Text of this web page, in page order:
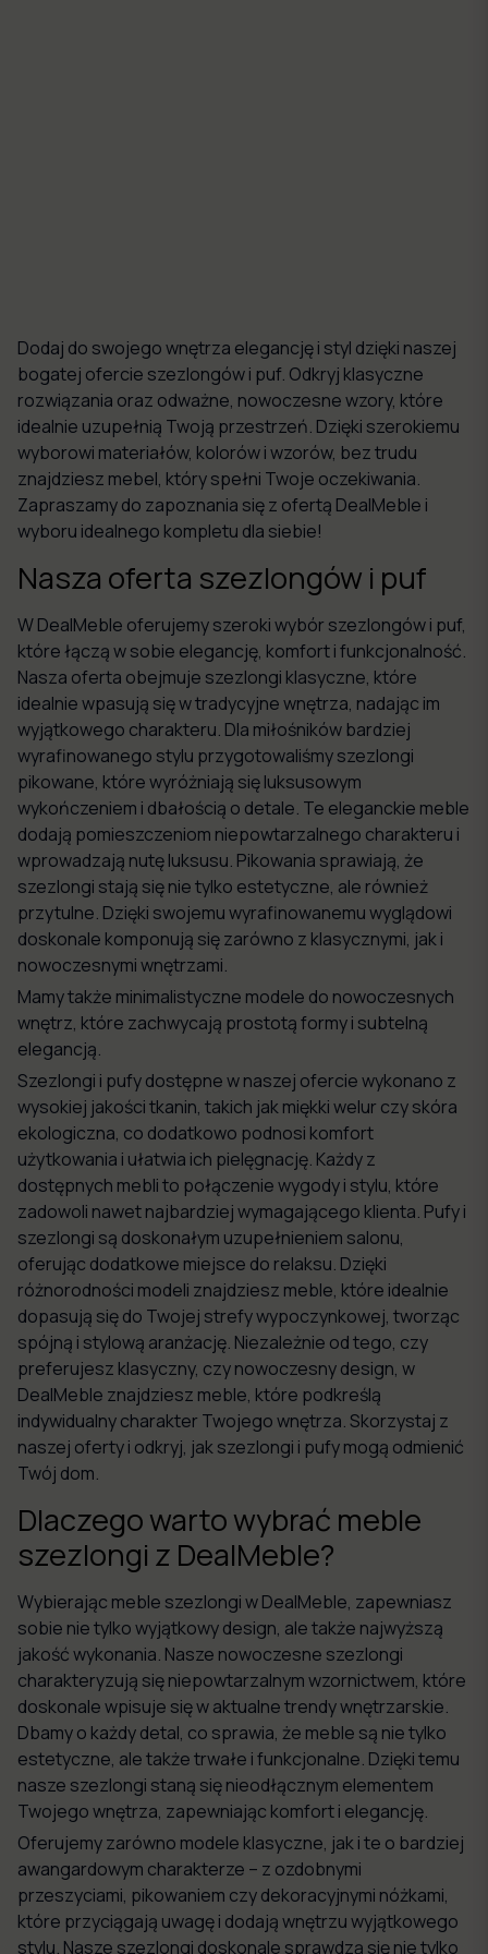
Dodaj do swojego wnętrza elegancję i styl dzięki naszej
bogatej ofercie szezlongów i puf. Odkryj klasyczne
rozwiązania oraz odważne, nowoczesne wzory, które
idealnie uzupełnią Twoją przestrzeń. Dzięki szerokiemu
wyborowi materiałów, kolorów i wzorów, bez trudu
znajdziesz mebel, który spełni Twoje oczekiwania.
Zapraszamy do zapoznania się z ofertą DealMeble i
wyboru idealnego kompletu dla siebie!
Nasza oferta szezlongów i puf
W DealMeble oferujemy szeroki wybór szezlongów i puf,
które łączą w sobie elegancję, komfort i funkcjonalność.
Nasza oferta obejmuje szezlongi klasyczne, które
idealnie wpasują się w tradycyjne wnętrza, nadając im
wyjątkowego charakteru. Dla miłośników bardziej
wyrafinowanego stylu przygotowaliśmy szezlongi
pikowane, które wyróżniają się luksusowym
wykończeniem i dbałością o detale. Te eleganckie meble
dodają pomieszczeniom niepowtarzalnego charakteru i
wprowadzają nutę luksusu. Pikowania sprawiają, że
szezlongi stają się nie tylko estetyczne, ale również
przytulne. Dzięki swojemu wyrafinowanemu wyglądowi
doskonale komponują się zarówno z klasycznymi, jak i
nowoczesnymi wnętrzami.
Mamy także minimalistyczne modele do nowoczesnych
wnętrz, które zachwycają prostotą formy i subtelną
elegancją.
Szezlongi i pufy dostępne w naszej ofercie wykonano z
wysokiej jakości tkanin, takich jak miękki welur czy skóra
ekologiczna, co dodatkowo podnosi komfort
użytkowania i ułatwia ich pielęgnację. Każdy z
dostępnych mebli to połączenie wygody i stylu, które
zadowoli nawet najbardziej wymagającego klienta. Pufy i
szezlongi są doskonałym uzupełnieniem salonu,
oferując dodatkowe miejsce do relaksu. Dzięki
różnorodności modeli znajdziesz meble, które idealnie
dopasują się do Twojej strefy wypoczynkowej, tworząc
spójną i stylową aranżację. Niezależnie od tego, czy
preferujesz klasyczny, czy nowoczesny design, w
DealMeble znajdziesz meble, które podkreślą
indywidualny charakter Twojego wnętrza. Skorzystaj z
naszej oferty i odkryj, jak szezlongi i pufy mogą odmienić
Twój dom.
Dlaczego warto wybrać meble
szezlongi z DealMeble?
Wybierając meble szezlongi w DealMeble, zapewniasz
sobie nie tylko wyjątkowy design, ale także najwyższą
jakość wykonania. Nasze nowoczesne szezlongi
charakteryzują się niepowtarzalnym wzornictwem, które
doskonale wpisuje się w aktualne trendy wnętrzarskie.
Dbamy o każdy detal, co sprawia, że meble są nie tylko
estetyczne, ale także trwałe i funkcjonalne. Dzięki temu
nasze szezlongi staną się nieodłącznym elementem
Twojego wnętrza, zapewniając komfort i elegancję.
Oferujemy zarówno modele klasyczne, jak i te o bardziej
awangardowym charakterze – z ozdobnymi
przeszyciami, pikowaniem czy dekoracyjnymi nóżkami,
które przyciągają uwagę i dodają wnętrzu wyjątkowego
stylu. Nasze szezlongi doskonale sprawdzą się nie tylko